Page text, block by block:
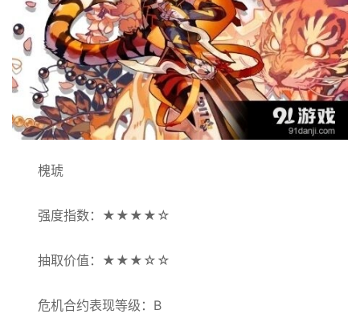
槐琥
强度指数：★★★★☆
抽取价值：★★★☆☆
危机合约表现等级：B